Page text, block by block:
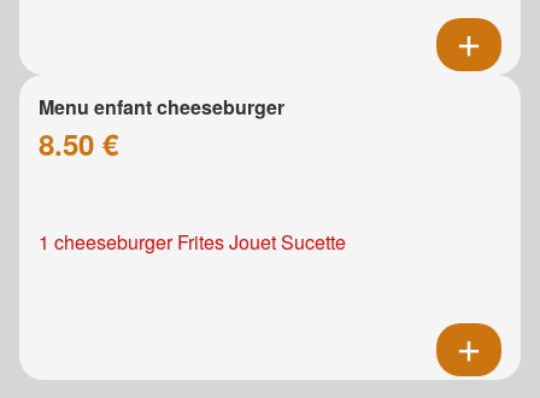
Menu enfant cheeseburger
8.50 €
1 cheeseburger Frites Jouet Sucette